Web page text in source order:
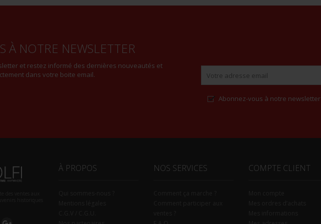
À NOTRE NEWSLETTER
et restez informé des dernières nouveautés et
dans votre boite email.
Abonnez-vous à notre newsletter
À PROPOS NOS SERVICES COMPTE CLIENT